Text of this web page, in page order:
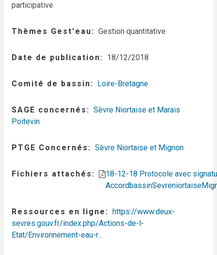
participative
Thèmes Gest'eau Gestion quantitative
Date de publication 18/12/2018
Comité de bassin Loire-Bretagne
SAGE concernés
Sèvre Niortaise et Marais
Poitevin
PTGE Concernés Sèvre Niortaise et Mignon
Fichiers attachés
18-12-18 Protocole avec
Ressources en ligne
https://www.deux-
sevres.gouv.fr/index.php/Actions-de-l-
Etat/Environnement-eau-r…